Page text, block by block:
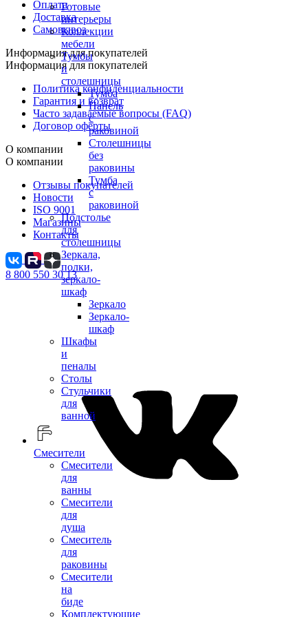
Готовые
интерьеры
Коллекции
мебели
Тумбы
и
столешницы
Тумба
Панель
с
раковиной
Столешницы
без
раковины
Тумба
с
раковиной
Подстолье
для
столешницы
Зеркала,
полки,
зеркало-
шкаф
Зеркало
Зеркало-
шкаф
Шкафы
и
пеналы
Столы
Стульчики
для
ванной
Смесители
Смесители
для
ванны
Смесители
для
душа
Смеситель
для
раковины
Смесители
на
биде
Комплектующие
Оплата
Доставка
Самовывоз
Информация для покупателей
Информация для покупателей
Политика конфиденциальности
Гарантия и возврат
Часто задаваемые вопросы (FAQ)
Договор оферты
О компании
О компании
Отзывы покупателей
Новости
ISO 9001
Магазины
Контакты
8 800 550 30 13